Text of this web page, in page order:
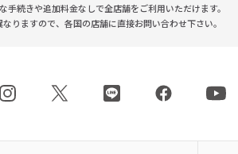
手続きや追加料金なしで全店舗をご利用いただけます。
りますので、 各国の店舗に直接お問い合わせ下さい。